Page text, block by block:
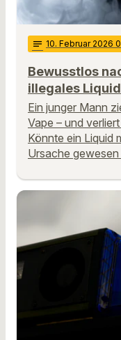
notes 10. Februar 2026
Bewusstlos
illegales Liquid
Ein junger Mann
Vape – und
Könnte ein Liquid
Ursache